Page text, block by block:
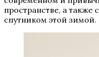
пространстве, а также
спутником этой зимой.